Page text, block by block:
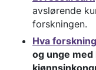
avslørende
forskningen.
Hva
og unge